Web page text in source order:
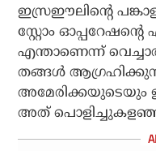
ഇസ്രഈലിന്റെ
സ്റ്റോം
എന്താണെന്ന്
തങ്ങൾ ആഗ്രഹിക്കുന്ന
അമേരിക്കയുടെയും
അത്